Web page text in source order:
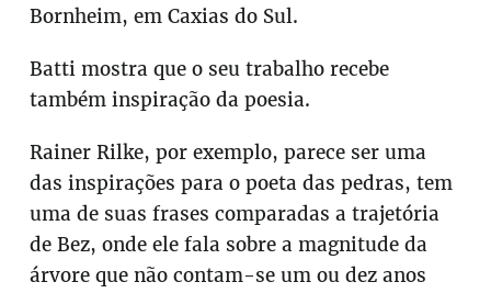
Bornheim, em Caxias do Sul.
Batti mostra que o seu trabalho recebe
também inspiração da poesia.
Rainer Rilke, por exemplo, parece ser uma
das inspirações para o poeta das pedras, tem
uma de suas frases comparadas a trajetória
de Bez, onde ele fala sobre a magnitude da
árvore que não contam-se um ou dez anos